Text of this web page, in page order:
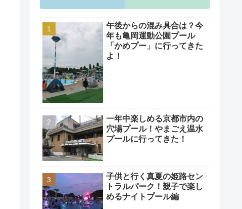
午後からの混み具合は？今
年も亀岡運動公園プール
「かめプー」に行ってきた
よ！
一年中楽しめる京都市内の
穴場プール！やまごえ温水
プールに行ってきた！
子供と行く真夏の姫路セン
トラルパーク！親子で楽し
めるナイトプール編